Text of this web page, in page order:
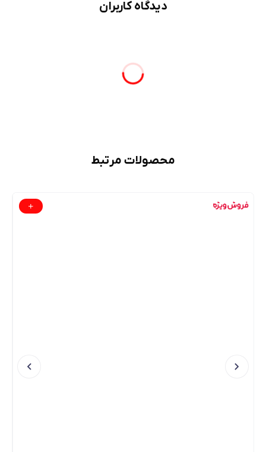
دیدگاه کاربران
محصولات مرتبط